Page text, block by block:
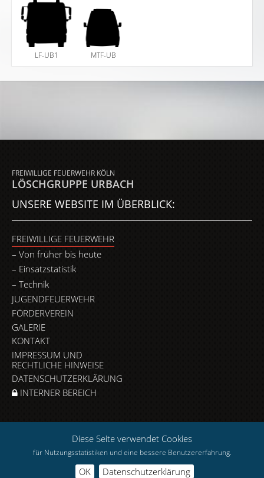
LF-UB1 MTF-UB
FREIWILLIGE FEUERWEHR KÖLN
LÖSCHGRUPPE URBACH
UNSERE WEBSITE IM ÜBERBLICK:
FREIWILLIGE FEUERWEHR
Von früher bis heute
Einsatzstatistik
Technik
JUGENDFEUERWEHR
FÖRDERVEREIN
GALERIE
KONTAKT
IMPRESSUM UND
RECHTLICHE HINWEISE
DATENSCHUTZERKLÄRUNG
INTERNER BEREICH
Diese Seite verwendet Cookies
für Nutzungsstatistiken und eine bessere Benutzererfahrung.
OK Datenschutzerklärung